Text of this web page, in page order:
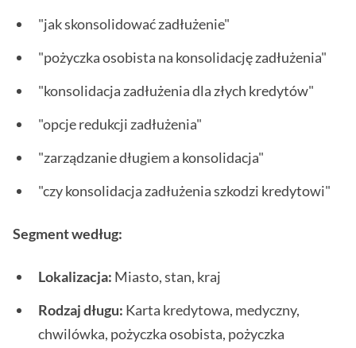
"jak skonsolidować zadłużenie"
"pożyczka osobista na konsolidację zadłużenia"
"konsolidacja zadłużenia dla złych kredytów"
"opcje redukcji zadłużenia"
"zarządzanie długiem a konsolidacja"
"czy konsolidacja zadłużenia szkodzi kredytowi"
Segment według:
Lokalizacja: Miasto, stan, kraj
Rodzaj długu: Karta kredytowa, medyczny,
chwilówka, pożyczka osobista, pożyczka